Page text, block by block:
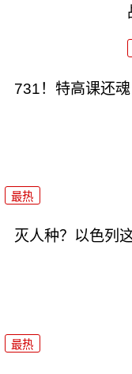
731！特高课还
最热
灭人种？以色列
最热